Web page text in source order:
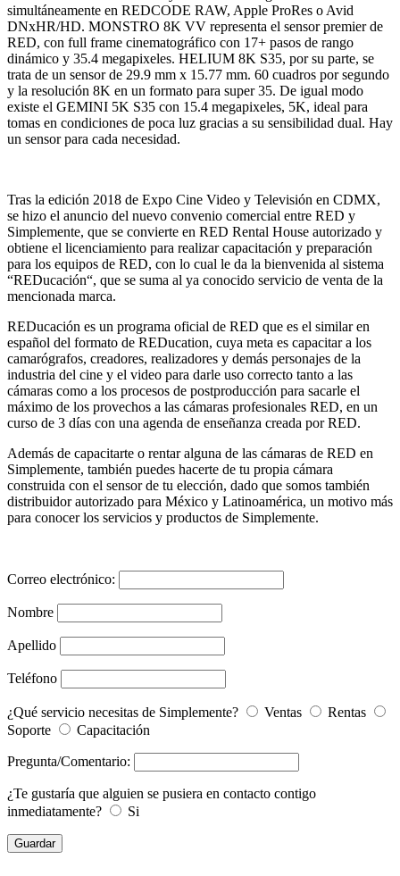
simultáneamente en REDCODE RAW, Apple ProRes o Avid
DNxHR/HD. MONSTRO 8K VV representa el sensor premier de
RED, con full frame cinematográfico con 17+ pasos de rango
dinámico y 35.4 megapixeles. HELIUM 8K S35, por su parte, se
trata de un sensor de 29.9 mm x 15.77 mm. 60 cuadros por segundo
y la resolución 8K en un formato para super 35. De igual modo
existe el GEMINI 5K S35 con 15.4 megapixeles, 5K, ideal para
tomas en condiciones de poca luz gracias a su sensibilidad dual. Hay
un sensor para cada necesidad.
Tras la edición 2018 de Expo Cine Video y Televisión en CDMX,
se hizo el anuncio del nuevo convenio comercial entre RED y
Simplemente, que se convierte en RED Rental House autorizado y
obtiene el licenciamiento para realizar capacitación y preparación
para los equipos de RED, con lo cual le da la bienvenida al sistema
“REDucación“, que se suma al ya conocido servicio de venta de la
mencionada marca.
REDucación es un programa oficial de RED que es el similar en
español del formato de REDucation, cuya meta es capacitar a los
camarógrafos, creadores, realizadores y demás personajes de la
industria del cine y el video para darle uso correcto tanto a las
cámaras como a los procesos de postproducción para sacarle el
máximo de los provechos a las cámaras profesionales RED, en un
curso de 3 días con una agenda de enseñanza creada por RED.
Además de capacitarte o rentar alguna de las cámaras de RED en
Simplemente, también puedes hacerte de tu propia cámara
construida con el sensor de tu elección, dado que somos también
distribuidor autorizado para México y Latinoamérica, un motivo más
para conocer los servicios y productos de Simplemente.
Correo electrónico:
Nombre
Apellido
Teléfono
¿Qué servicio necesitas de Simplemente? Ventas
Rentas
Soporte
Capacitación
Pregunta/Comentario:
¿Te gustaría que alguien se pusiera en contacto contigo
inmediatamente?
Si